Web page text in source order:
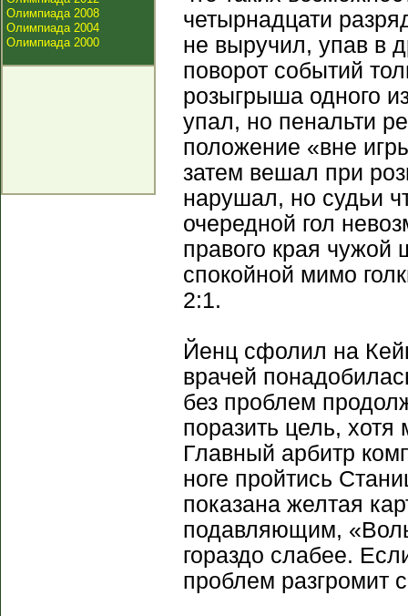
Олимпиада 2008
Олимпиада 2004
Олимпиада 2000
четырнадцати
не выручил, упав в
поворот событий
розыгрыша одного
упал, но пенальти
положение «вне
затем вешал при
нарушал, но судьи
очередной гол
правого края чужой
спокойной мимо
2:1.
Йенц сфолил на
врачей
без проблем
поразить цель,
Главный арбитр
ноге пройтись
показана желтая
подавляющим,
гораздо слабее.
проблем разгромит